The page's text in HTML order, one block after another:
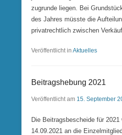
zugrunde liegen. Bei
des Jahres müsste die
privatrechtlich zwischen
Veröffentlicht in Aktuelles
Beitragshebung 2021
Veröffentlicht am 15. September
Die Beitragsbescheide für
14.09.2021 an die